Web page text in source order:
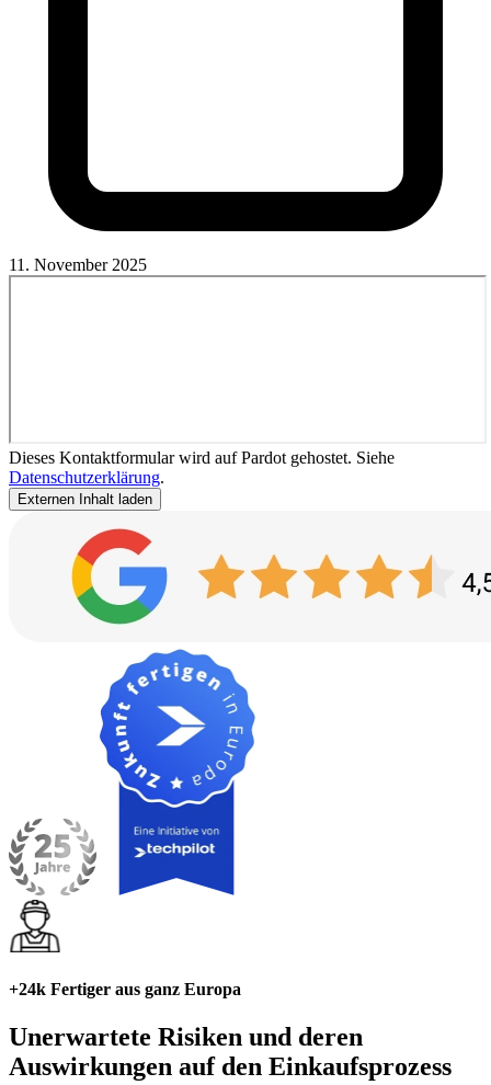
11. November 2025
Dieses Kontaktformular wird auf Pardot gehostet. Siehe
Datenschutzerklärung.
Externen Inhalt laden
+24k Fertiger aus ganz Europa
Unerwartete Risiken und deren
Auswirkungen auf den Einkaufsprozess